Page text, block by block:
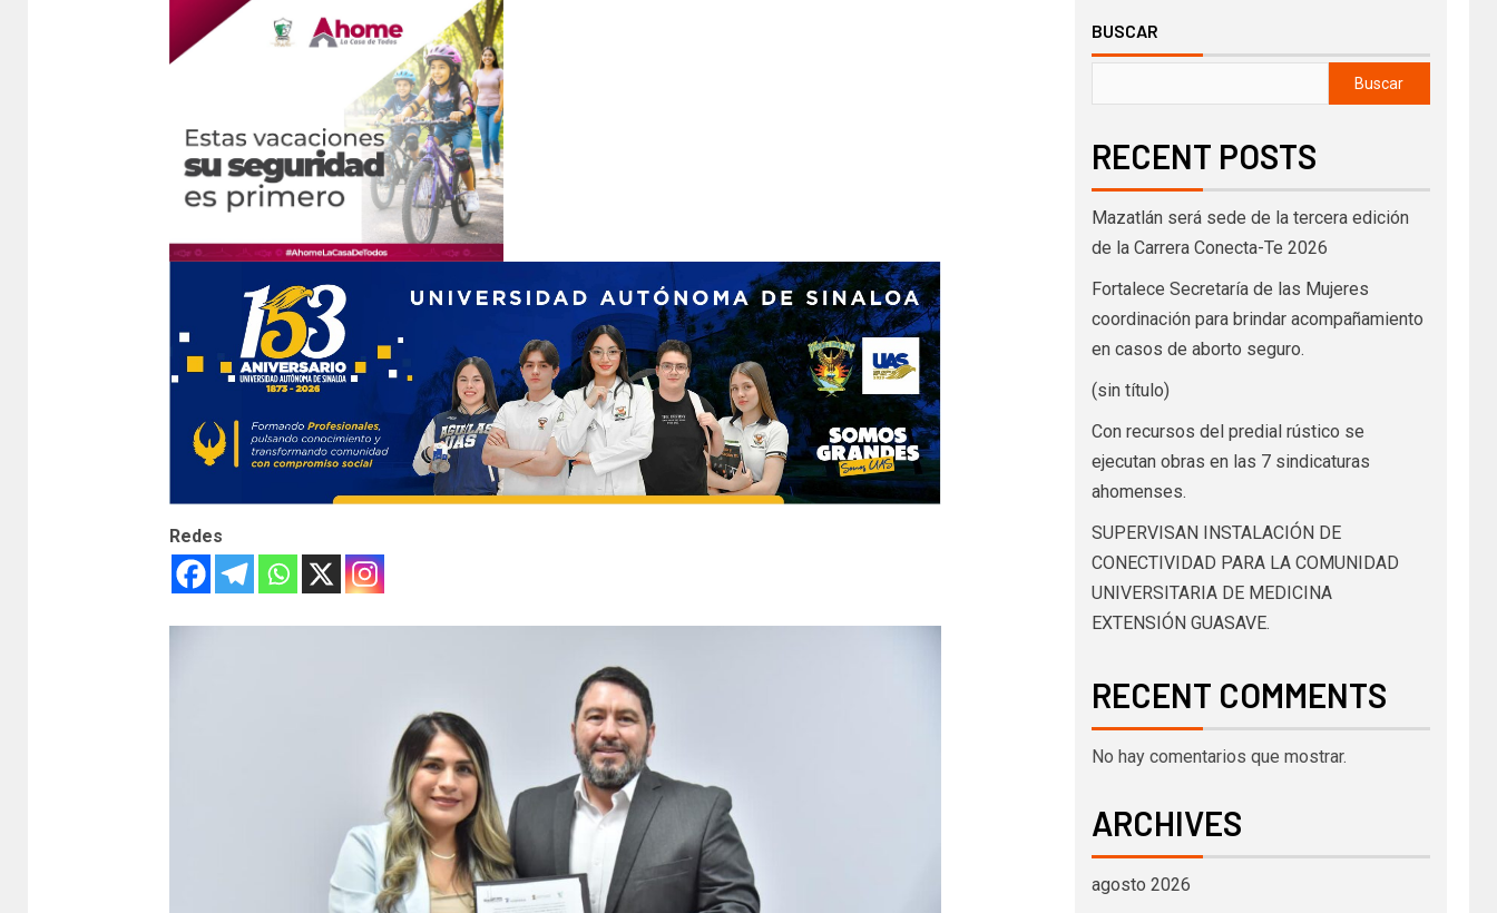
Redes
BUSCAR
Buscar
RECENT POSTS
Mazatlán será sede de la tercera edición
de la Carrera Conecta-Te 2026
Fortalece Secretaría de las Mujeres
coordinación para brindar acompañamiento
en casos de aborto seguro.
(sin título)
Con recursos del predial rústico se
ejecutan obras en las 7 sindicaturas
ahomenses.
SUPERVISAN INSTALACIÓN DE
CONECTIVIDAD PARA LA COMUNIDAD
UNIVERSITARIA DE MEDICINA
EXTENSIÓN GUASAVE.
RECENT COMMENTS
No hay comentarios que mostrar.
ARCHIVES
agosto 2026